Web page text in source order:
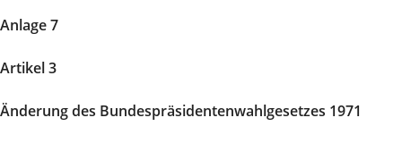
Anlage 7
Artikel 3
Änderung des Bundespräsidentenwahlgesetzes 1971